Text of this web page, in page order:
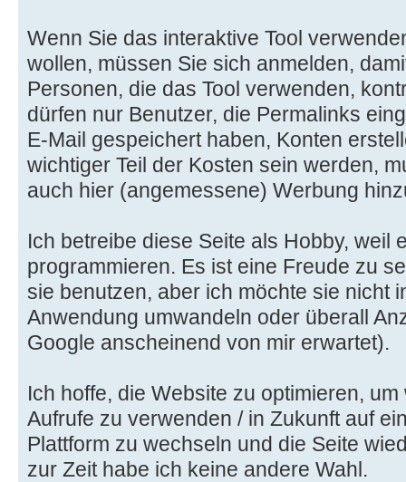
Wenn Sie das interaktive Tool
wollen, müssen Sie sich anmelden,
Personen, die das Tool verwenden,
dürfen nur Benutzer, die Permalinks
E-Mail gespeichert haben, Konten
wichtiger Teil der Kosten sein werden,
auch hier (angemessene) Werbung
Ich betreibe diese Seite als Hobby, weil
programmieren. Es ist eine Freude zu
sie benutzen, aber ich möchte sie nicht
Anwendung umwandeln oder überall
Google anscheinend von mir erwartet).
Ich hoffe, die Website zu optimieren,
Aufrufe zu verwenden / in Zukunft auf
Plattform zu wechseln und die Seite
zur Zeit habe ich keine andere Wahl.